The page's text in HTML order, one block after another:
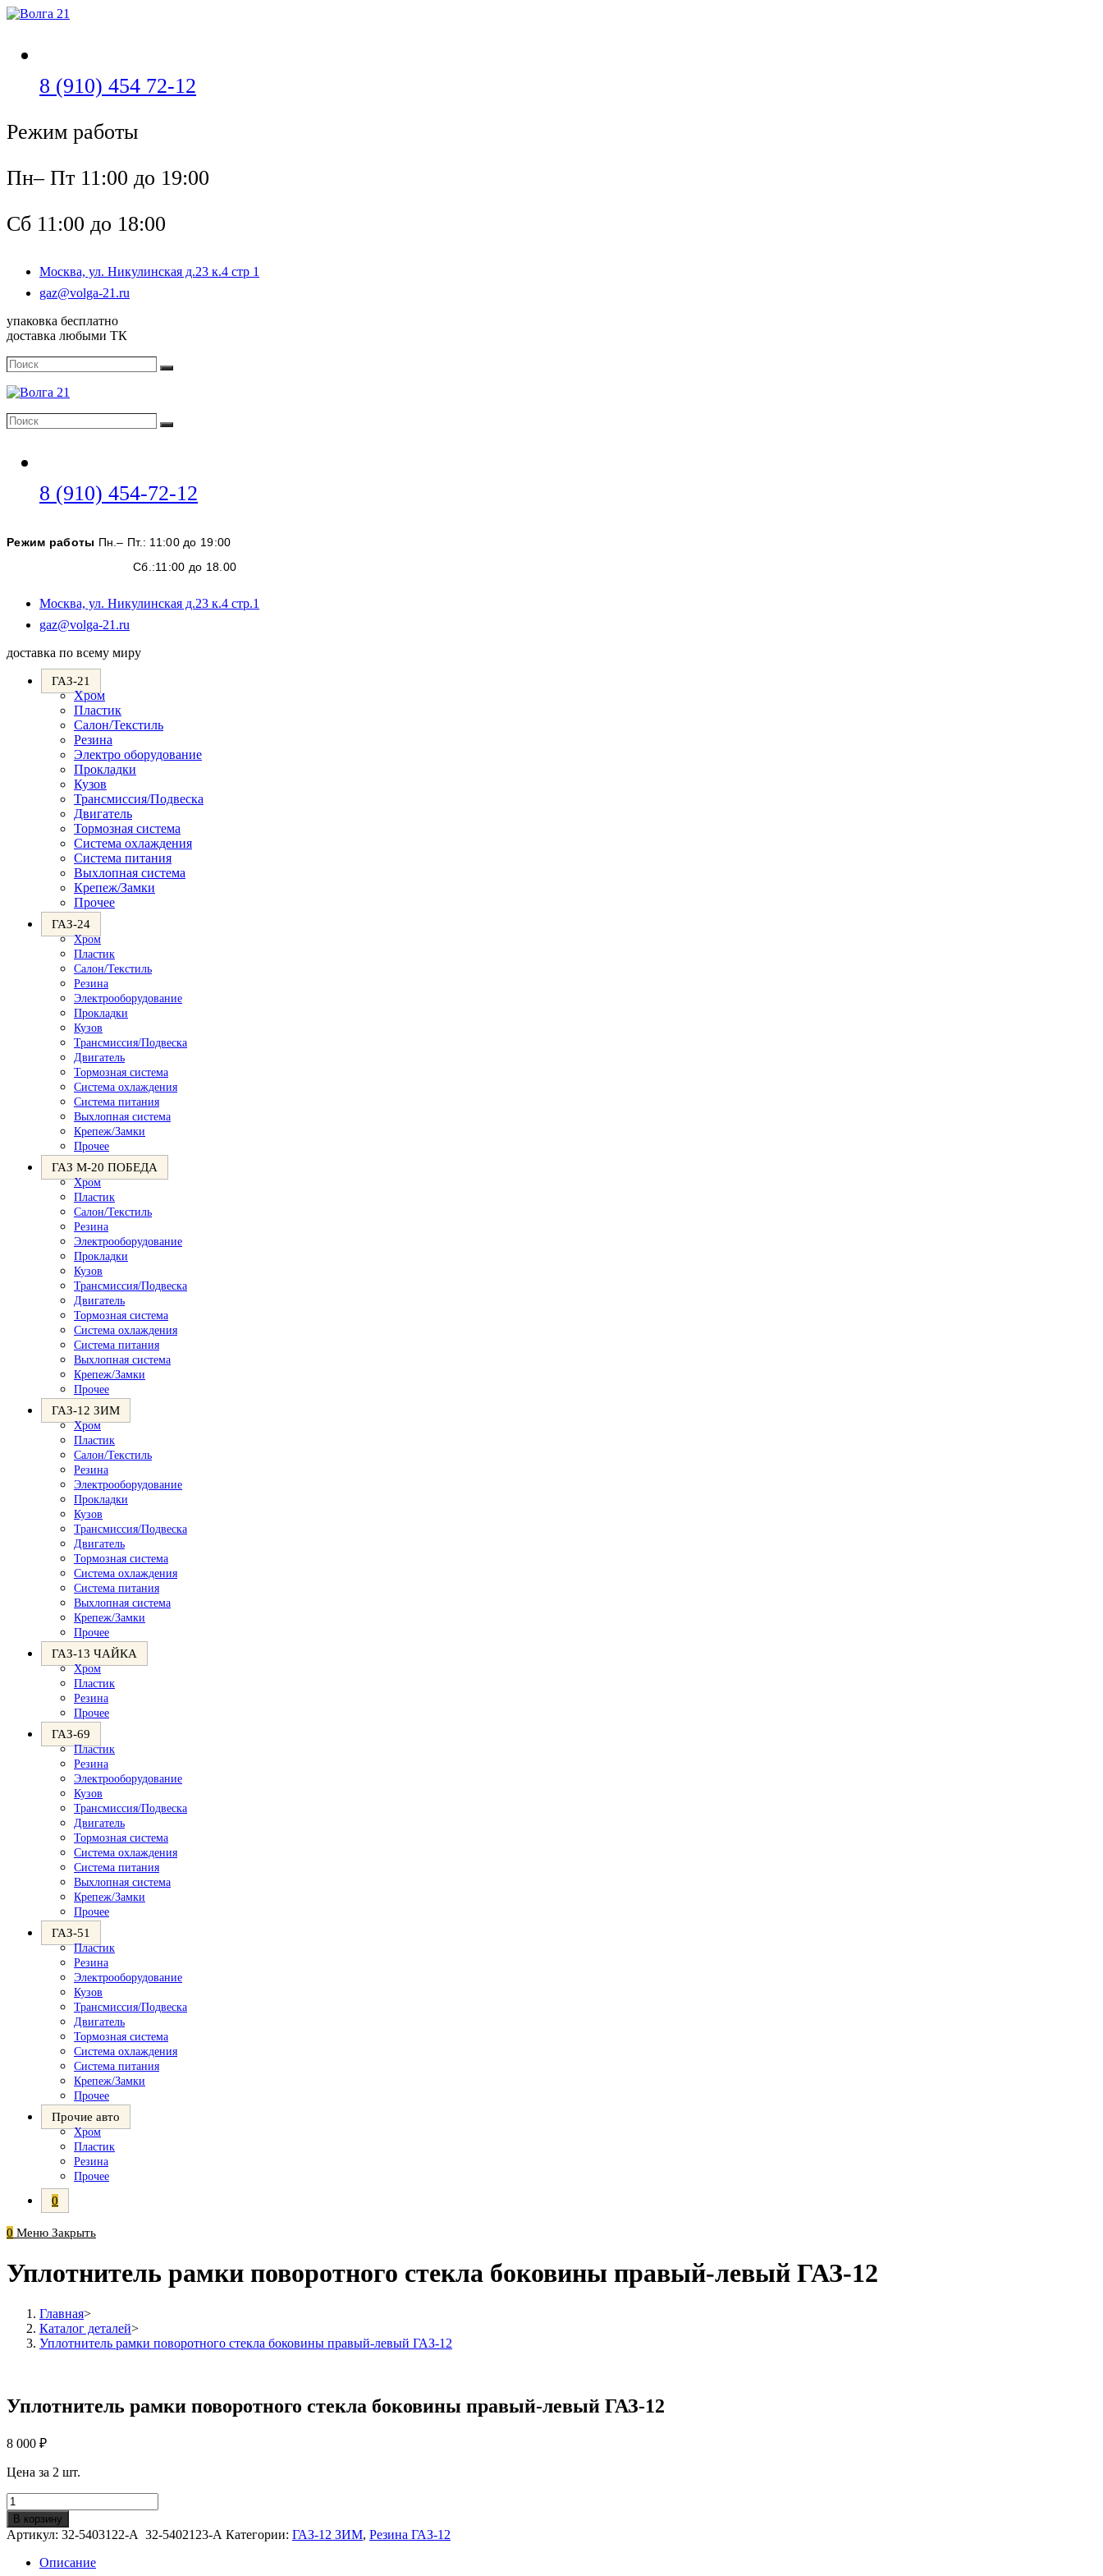
Перейти
8 (910) 454 72-12
Режим работы
Пн– Пт 11:00 до 19:00
Сб 11:00 до 18:00
Москва, ул. Никулинская д.23 к.4 стр 1
gaz@volga-21.ru
упаковка бесплатно
доставка любыми ТК
Поиск
Поиск
Поиск
Поиск
8 (910) 454-72-12
вашем
приложении
Режим работы Пн.– Пт.: 11:00 до 19:00
Сб.:11:00 до 18.00
Москва, ул. Никулинская д.23 к.4 стр.1
gaz@volga-21.ru
вашем
доставка по всему миру
ГАЗ-21
Хром
Пластик
Салон/Текстиль
Резина
Электро оборудование
Прокладки
Кузов
Трансмиссия/Подвеска
Двигатель
Тормозная система
Система охлаждения
Система питания
Выхлопная система
Крепеж/Замки
Прочее
ГАЗ-24
Хром
Пластик
Салон/Текстиль
Резина
Электрооборудование
Прокладки
Кузов
Трансмиссия/Подвеска
Двигатель
Тормозная система
Система охлаждения
Система питания
Выхлопная система
Крепеж/Замки
Прочее
ГАЗ М-20 ПОБЕДА
Хром
Пластик
Салон/Текстиль
Резина
Электрооборудование
Прокладки
Кузов
Трансмиссия/Подвеска
Двигатель
Тормозная система
Система охлаждения
Система питания
Выхлопная система
Крепеж/Замки
Прочее
ГАЗ-12 ЗИМ
Хром
Пластик
Салон/Текстиль
Резина
Электрооборудование
Прокладки
Кузов
Трансмиссия/Подвеска
Двигатель
Тормозная система
Система охлаждения
Система питания
Выхлопная система
Крепеж/Замки
Прочее
ГАЗ-13 ЧАЙКА
Хром
Пластик
Резина
Прочее
ГАЗ-69
Пластик
Резина
Электрооборудование
Кузов
Трансмиссия/Подвеска
Двигатель
Тормозная система
Система охлаждения
Система питания
Выхлопная система
Крепеж/Замки
Прочее
ГАЗ-51
Пластик
Резина
Электрооборудование
Кузов
Трансмиссия/Подвеска
Двигатель
Тормозная система
Система охлаждения
Система питания
Крепеж/Замки
Прочее
Прочие авто
Хром
Пластик
Резина
Прочее
0
0 Меню Закрыть
Уплотнитель рамки поворотного стекла боковины правый-левый ГАЗ-12
Главная>
Каталог деталей>
Уплотнитель рамки поворотного стекла боковины правый-левый ГАЗ-12
Уплотнитель рамки поворотного стекла боковины правый-левый ГАЗ-12
8 000 ₽
Цена за 2 шт.
Количество
Уплотнитель
рамки
поворотного
стекла
боковины
В корзину
Артикул: 32-5403122-А 32-5402123-А Категории: ГАЗ-12 ЗИМ, Резина ГАЗ-12
Описание